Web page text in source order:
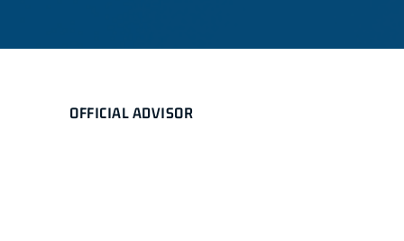
OFFICIAL ADVISOR